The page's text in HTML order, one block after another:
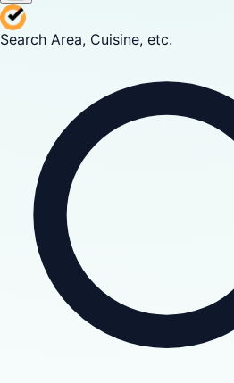
Search Area, Cuisine, etc.